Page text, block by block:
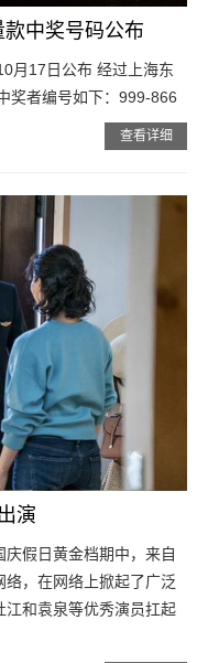
中奖号码公布
月17日公布 经过上海东
奖者编号如下：999-866
查看详细
演
假日黄金档期中，来自
，在网络上掀起了广泛
江和袁泉等优秀演员扛起